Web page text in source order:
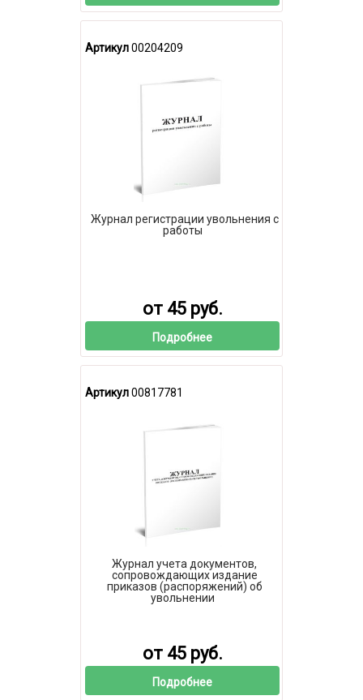
Артикул00204209
Журнал регистрации увольнения с
работы
от 45 руб.
Подробнее
Артикул00817781
Журнал учета документов,
сопровождающих издание
приказов (распоряжений) об
увольнении
от 45 руб.
Подробнее